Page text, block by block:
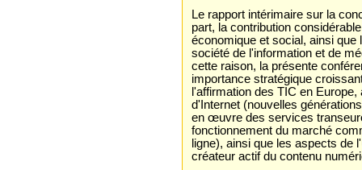
Le rapport intérimaire sur la
part, la contribution
économique et social, ainsi que
société de l'information et de
cette raison, la présente
importance stratégique
l'affirmation des TIC en
d'Internet (nouvelles
en œuvre des services
fonctionnement du marché
ligne), ainsi que les aspects de
créateur actif du contenu